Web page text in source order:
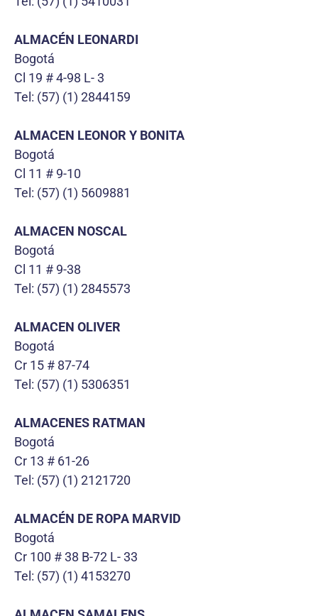
ALMACÉN LEONARDI
Bogotá
Cl 19 # 4-98 L- 3
Tel: (57) (1) 2844159
ALMACEN LEONOR Y BONITA
Bogotá
Cl 11 # 9-10
Tel: (57) (1) 5609881
ALMACEN NOSCAL
Bogotá
Cl 11 # 9-38
Tel: (57) (1) 2845573
ALMACEN OLIVER
Bogotá
Cr 15 # 87-74
Tel: (57) (1) 5306351
ALMACENES RATMAN
Bogotá
Cr 13 # 61-26
Tel: (57) (1) 2121720
ALMACÉN DE ROPA MARVID
Bogotá
Cr 100 # 38 B-72 L- 33
Tel: (57) (1) 4153270